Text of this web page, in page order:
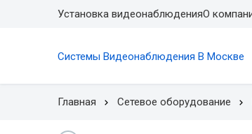
Установка видеонаблюденияО
Системы Видеонаблюдения В Москве
Главная Сетевое оборудование